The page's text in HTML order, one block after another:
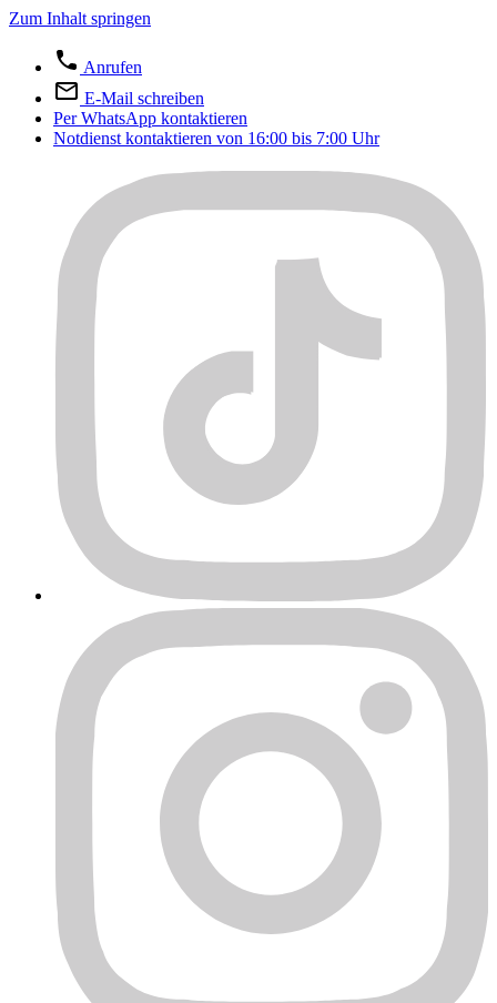
Zum Inhalt springen
Anrufen
E-Mail schreiben
Per WhatsApp kontaktieren
Notdienst kontaktieren von 16:00 bis 7:00 Uhr